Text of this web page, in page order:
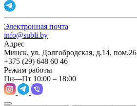
Электронная почта
info@subli.by
Адрес
Минск, ул. Долгобродская, д.14, пом.26
+375 (29) 648 60 46
Режим работы
Пн—Пт 10:00 – 18:00